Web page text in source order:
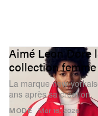
MODE
Aimé Leon Dore
collection femme
La marque new-
ans après sa création.
Mar 16, 2026